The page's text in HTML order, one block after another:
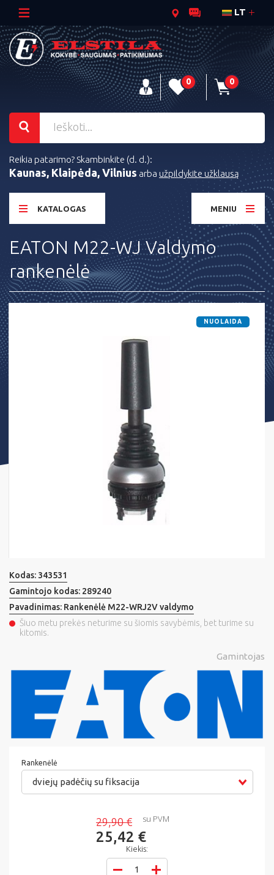
LT
0 0
Reikia patarimo? Skambinkite (d. d.):
Kaunas, Klaipėda, Vilnius arba užpildykite užklausą
KATALOGAS MENIU
EATON M22-WJ Valdymo
rankenėlė
NUOLAIDA
Kodas: 343531
Gamintojo kodas: 289240
Pavadinimas: Rankenėlė M22-WRJ2V valdymo
Šiuo metu prekės neturime su šiomis savybėmis, bet turime su
kitomis.
Gamintojas
Rankenėlė
dviejų padėčių su fiksacija
29,90 €
25,42 €
su PVM
Kiekis: